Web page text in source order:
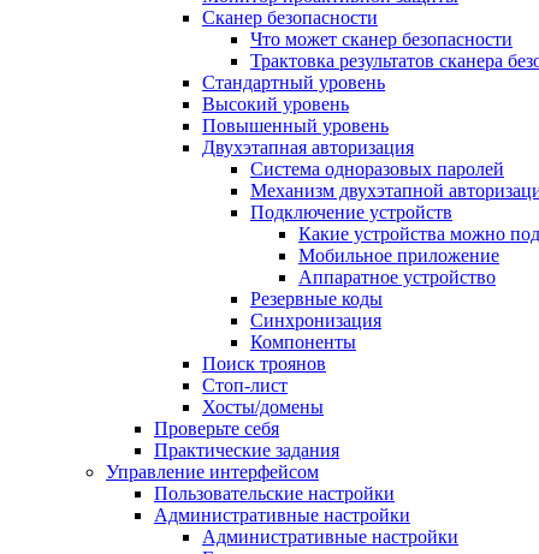
Сканер безопасности
Что может сканер безопасности
Трактовка результатов сканера
Стандартный уровень
Высокий уровень
Повышенный уровень
Двухэтапная авторизация
Система одноразовых паролей
Механизм двухэтапной
Подключение устройств
Какие устройства можно
Мобильное приложение
Аппаратное устройство
Резервные коды
Синхронизация
Компоненты
Поиск троянов
Стоп-лист
Хосты/домены
Проверьте себя
Практические задания
Управление интерфейсом
Пользовательские настройки
Административные настройки
Административные настройки